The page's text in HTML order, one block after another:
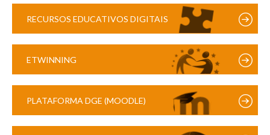
RECURSOS EDUCATIVOS DIGITAIS
ETWINNING
PLATAFORMA DGE (MOODLE)